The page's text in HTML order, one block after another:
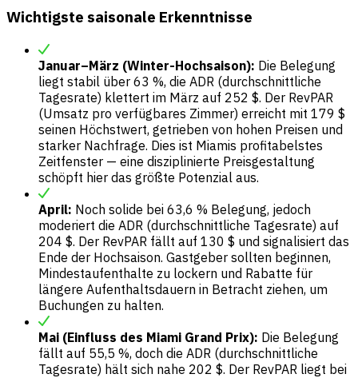
Wichtigste saisonale Erkenntnisse
Januar–März (Winter-Hochsaison): Die Belegung
liegt stabil über 63 %, die ADR (durchschnittliche
Tagesrate) klettert im März auf 252 $. Der RevPAR
(Umsatz pro verfügbares Zimmer) erreicht mit 179 $
seinen Höchstwert, getrieben von hohen Preisen und
starker Nachfrage. Dies ist Miamis profitabelstes
Zeitfenster — eine disziplinierte Preisgestaltung
schöpft hier das größte Potenzial aus.
April: Noch solide bei 63,6 % Belegung, jedoch
moderiert die ADR (durchschnittliche Tagesrate) auf
204 $. Der RevPAR fällt auf 130 $ und signalisiert das
Ende der Hochsaison. Gastgeber sollten beginnen,
Mindestaufenthalte zu lockern und Rabatte für
längere Aufenthaltsdauern in Betracht ziehen, um
Buchungen zu halten.
Mai (Einfluss des Miami Grand Prix): Die Belegung
fällt auf 55,5 %, doch die ADR (durchschnittliche
Tagesrate) hält sich nahe 202 $. Der RevPAR liegt bei